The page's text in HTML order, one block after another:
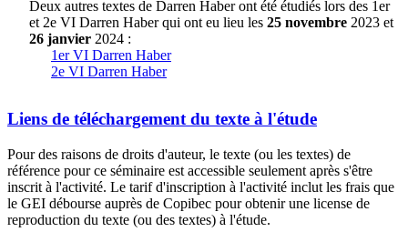
Deux autres textes de Darren Haber ont été étudiés lors des 1er
et 2e VI Darren Haber qui ont eu lieu les 25 novembre 2023 et
26 janvier 2024 :
1er VI Darren Haber
2e VI Darren Haber
Liens de téléchargement du texte à l'étude
Pour des raisons de droits d'auteur, le texte (ou les textes) de
référence pour ce séminaire est accessible seulement après s'être
inscrit à l'activité. Le tarif d'inscription à l'activité inclut les frais que
le GEI débourse auprès de Copibec pour obtenir une license de
reproduction du texte (ou des textes) à l'étude.